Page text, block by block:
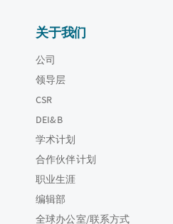
关于我们
公司
领导层
CSR
DEI&B
学术计划
合作伙伴计划
职业生涯
编辑部
全球办公室/联系方式